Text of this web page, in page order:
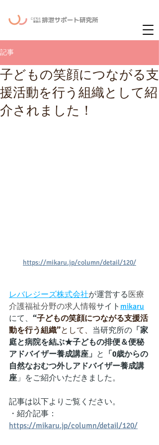
記事
子どもの笑顔につながる支
援活動を行う組織として紹
介されました！
https://mikaru.jp/column/detail/120/
レバレジーズ株式会社が運営する医療
介護福祉分野の求人情報サイト mikaru
にて、 “子どもの笑顔につながる支援活
動を行う組織”として、 当研究所の 「家
庭と病院を結ぶ★子どもの排便＆便秘
アドバイザー養成講座」 と 「0歳からの
自然なおむつ外しアドバイザー養成講
座 」をご紹介いただきました。
記事は以下よりご覧ください。
・紹介記事：
https://mikaru.jp/column/detail/120/